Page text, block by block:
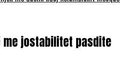
me jostabilitet pasdite